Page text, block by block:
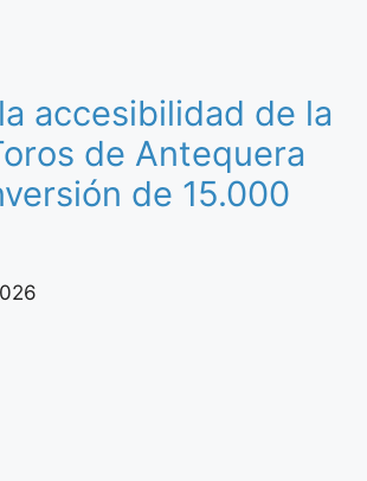
accesibilidad de la
de Antequera
de 15.000